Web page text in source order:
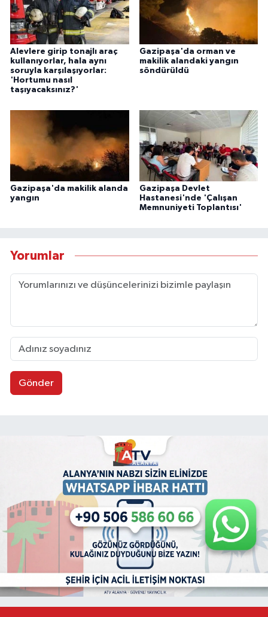
Alevlere girip tonajlı araç
kullanıyorlar, hala aynı
soruyla karşılaşıyorlar:
'Hortumu nasıl
taşıyacaksınız?'
Gazipaşa'da orman ve
makilik alandaki yangın
söndürüldü
Gazipaşa'da makilik alanda
yangın
Gazipaşa Devlet
Hastanesi'nde 'Çalışan
Memnuniyeti Toplantısı'
Yorumlar
Gönder